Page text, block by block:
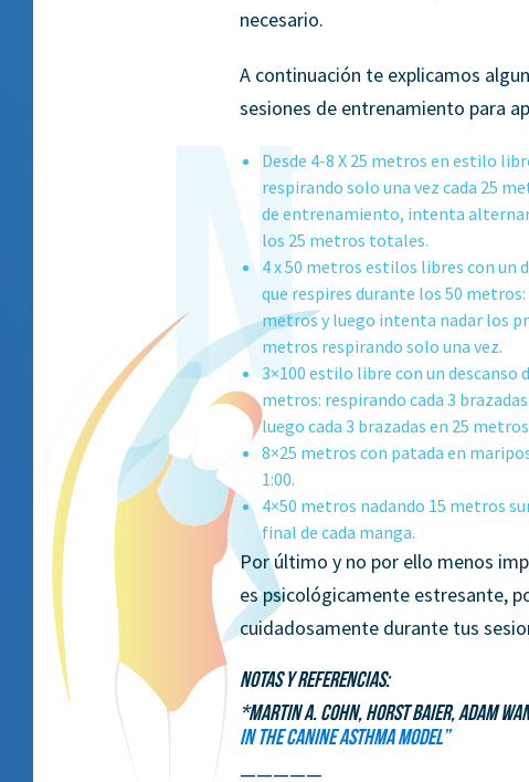
necesario.
A continuación te explicamos
sesiones de entrenamiento para
Desde 4-8 X 25 metros en estilo
respirando solo una vez cada 25
de entrenamiento, intenta
los 25 metros totales.
4 x 50 metros estilos libres con un
que respires durante los 50
metros y luego intenta nadar los
metros respirando solo una vez.
3×100 estilo libre con un descanso
metros: respirando cada 3
luego cada 3 brazadas en 25
8×25 metros con patada en
1:00.
4×50 metros nadando 15 metros
final de cada manga.
Por último y no por ello menos
es psicológicamente estresante,
cuidadosamente durante tus
NOTAS Y REFERENCIAS:
*Martin A. Cohn, Horst Baier, Adam
in the Canine Asthma Model”
—————